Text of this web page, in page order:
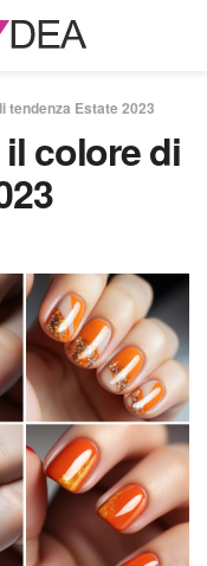
tendenza Estate 2023
colore di